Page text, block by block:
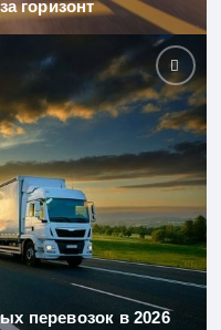
горизонт
перевозок в 2026